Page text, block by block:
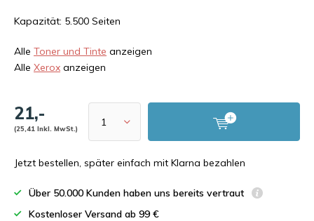
Kapazität: 5.500 Seiten
Alle Toner und Tinte anzeigen
Alle Xerox anzeigen
21,-
(25,41 Inkl. MwSt.)
Jetzt bestellen, später einfach mit Klarna bezahlen
Über 50.000 Kunden haben uns bereits vertraut
Kostenloser Versand ab 99 €